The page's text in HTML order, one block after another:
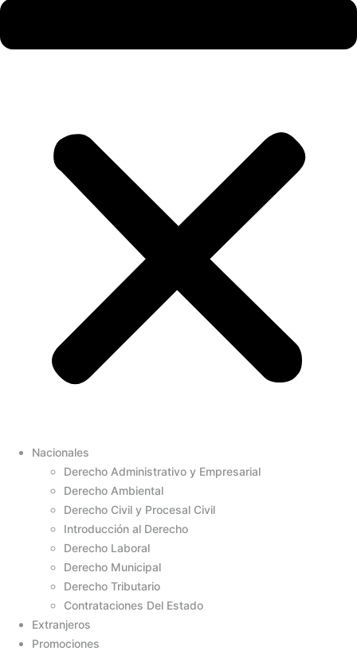
Nacionales
Derecho Administrativo y Empresarial
Derecho Ambiental
Derecho Civil y Procesal Civil
Introducción al Derecho
Derecho Laboral
Derecho Municipal
Derecho Tributario
Contrataciones Del Estado
Extranjeros
Promociones